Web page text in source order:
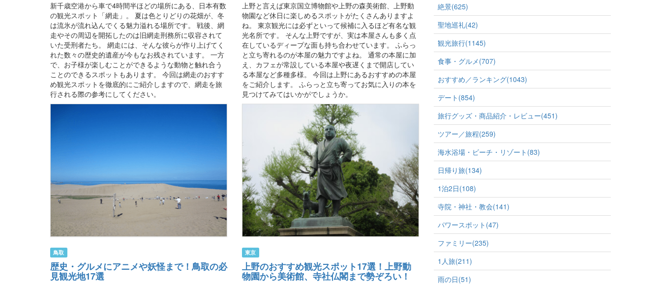
新千歳空港から車で4時間半ほどの場所にある、日本有数
の観光スポット「網走」。 夏は色とりどりの花畑が、冬
は流氷が流れ込んでくる魅力溢れる場所です。 戦後、網
走やその周辺を開拓したのは旧網走刑務所に収容されて
いた受刑者たち。 網走には、そんな彼らが作り上げてく
れた数々の歴史的遺産が今もなお残されています。 一方
で、お子様が楽しむことができるような動物と触れ合う
ことのできるスポットもあります。 今回は網走のおすす
め観光スポットを徹底的にご紹介しますので、網走を旅
行される際の参考にしてください。
上野と言えば東京国立博物館や上野の森美術館、上野動
物園など休日に楽しめるスポットがたくさんありますよ
ね。 東京観光には必ずといって候補に入るほど有名な観
光名所です。 そんな上野ですが、実は本屋さんも多く点
在しているディープな面も持ち合わせています。 ふらっ
と立ち寄れるのが本屋の魅力ですよね。 通常の本屋に加
え、カフェが常設している本屋や夜遅くまで開店してい
る本屋など多種多様。 今回は上野にあるおすすめの本屋
をご紹介します。 ふらっと立ち寄ってお気に入りの本を
見つけてみてはいかがでしょうか。
鳥取
歴史・グルメにアニメや妖怪まで！鳥取の必
見観光地17選
東京
上野のおすすめ観光スポット17選！上野動
物園から美術館、寺社仏閣まで勢ぞろい！
絶景(625)
聖地巡礼(42)
観光旅行(1145)
食事・グルメ(707)
おすすめ／ランキング(1043)
デート(854)
旅行グッズ・商品紹介・レビュー(451)
ツアー／旅程(259)
海水浴場・ビーチ・リゾート(83)
日帰り旅(134)
1泊2日(108)
寺院・神社・教会(141)
パワースポット(47)
ファミリー(235)
1人旅(211)
雨の日(51)